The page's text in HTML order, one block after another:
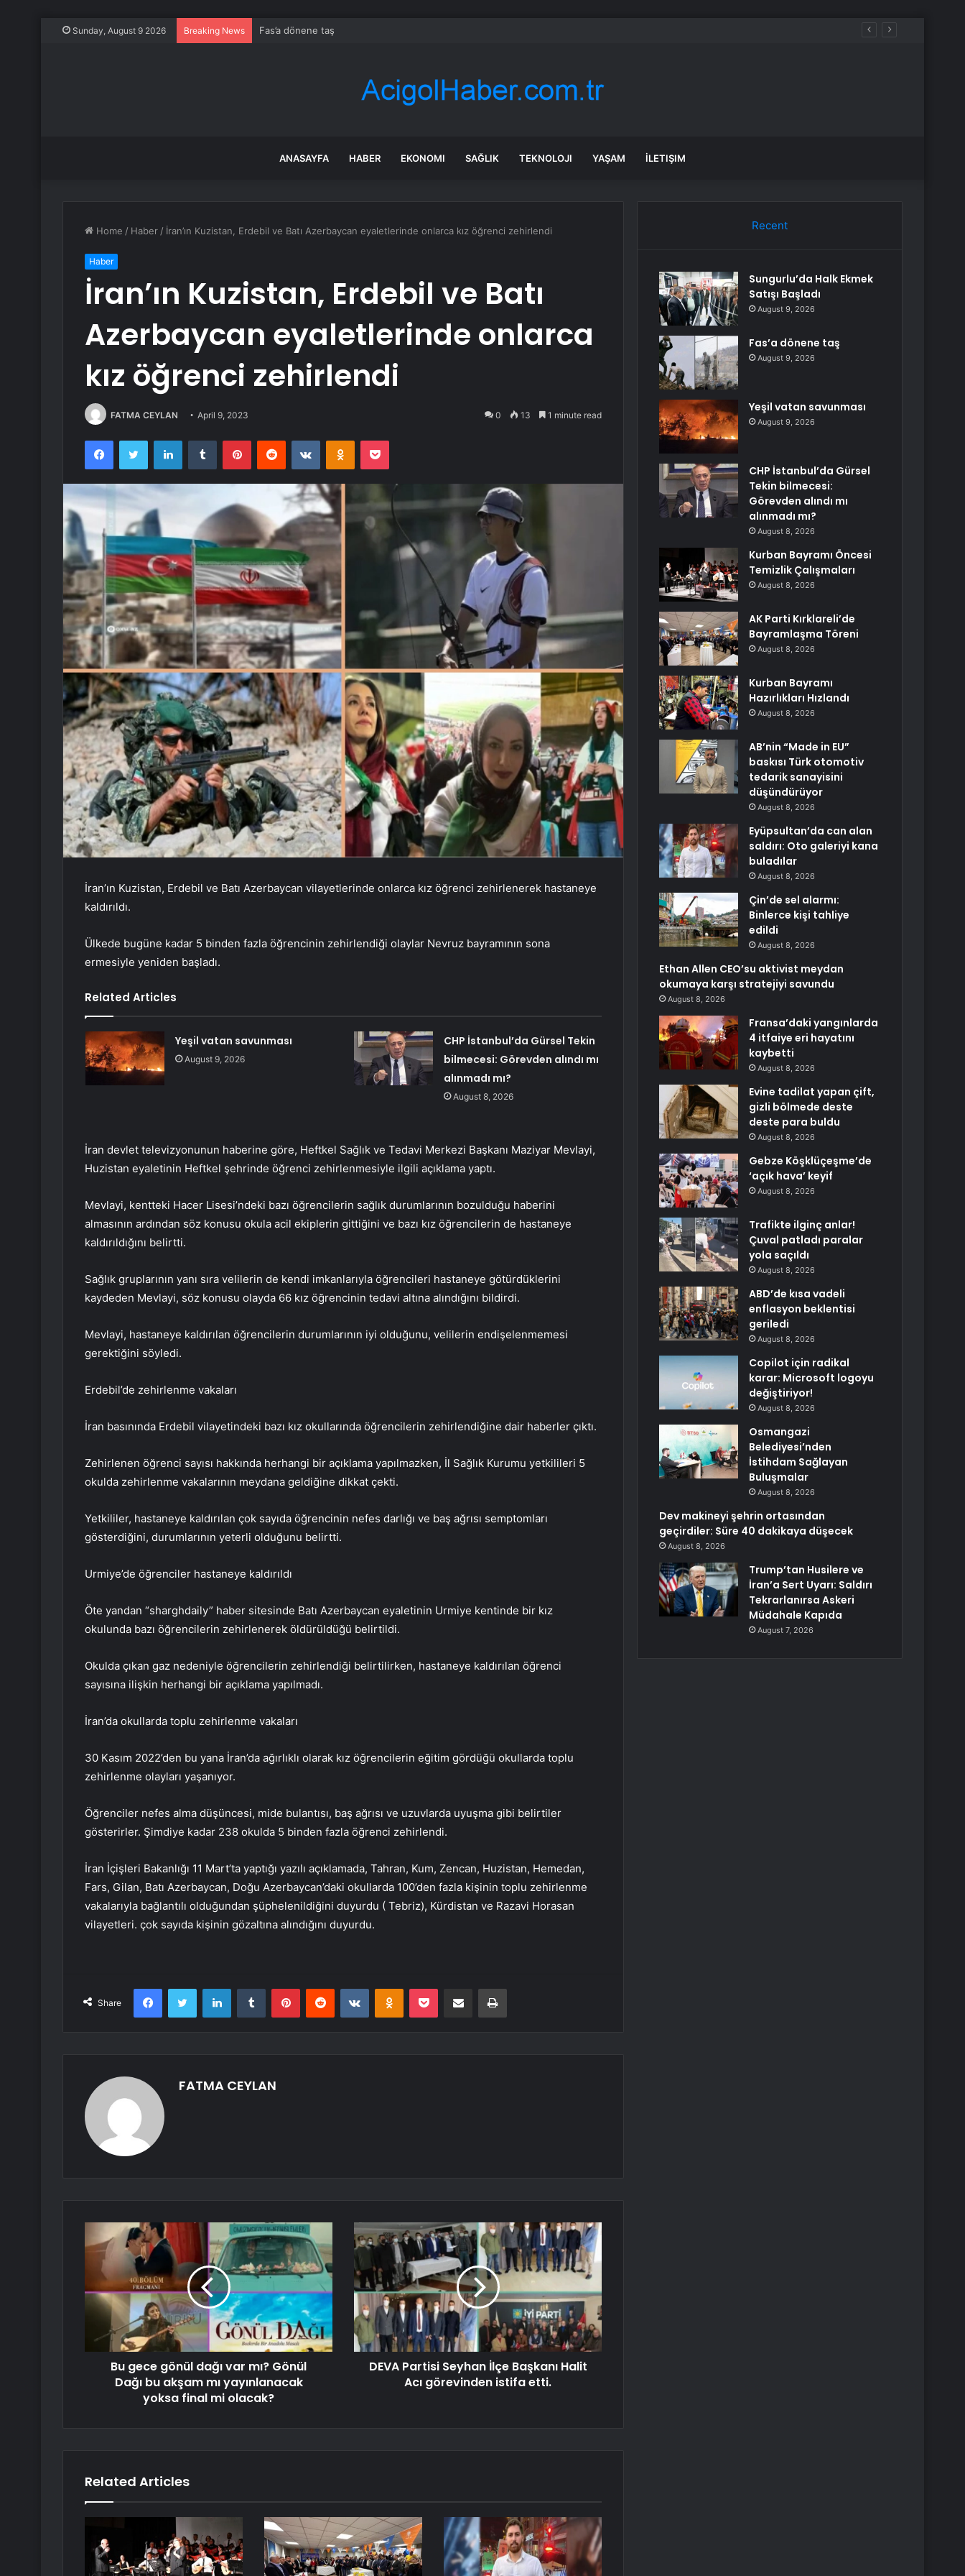
Sunday, August 9 2026 Breaking News Fas’a dönene taş
ANASAYFA HABER EKONOMI SAĞLIK TEKNOLOJI YAŞAM İLETIŞIM
Home / Haber / İran’ın Kuzistan, Erdebil ve Batı Azerbaycan eyaletlerinde onlarca kız öğrenci zehirlendi
Haber
İran’ın Kuzistan, Erdebil ve Batı
Azerbaycan eyaletlerinde onlarca
kız öğrenci zehirlendi
FATMA CEYLAN April 9, 2023 0 13 1 minute read
FacebookTwitter LinkedInTumblr PinterestReddit VKontakteOdnoklassniki
Pocket
İran’ın Kuzistan, Erdebil ve Batı Azerbaycan vilayetlerinde onlarca kız öğrenci zehirlenerek hastaneye
kaldırıldı.
Ülkede bugüne kadar 5 binden fazla öğrencinin zehirlendiği olaylar Nevruz bayramının sona
ermesiyle yeniden başladı.
Related Articles
Yeşil vatan savunması
August 9, 2026
CHP İstanbul’da Gürsel Tekin
bilmecesi: Görevden alındı mı
alınmadı mı?
August 8, 2026
İran devlet televizyonunun haberine göre, Heftkel Sağlık ve Tedavi Merkezi Başkanı Maziyar Mevlayi,
Huzistan eyaletinin Heftkel şehrinde öğrenci zehirlenmesiyle ilgili açıklama yaptı.
Mevlayi, kentteki Hacer Lisesi’ndeki bazı öğrencilerin sağlık durumlarının bozulduğu haberini
almasının ardından söz konusu okula acil ekiplerin gittiğini ve bazı kız öğrencilerin de hastaneye
kaldırıldığını belirtti.
Sağlık gruplarının yanı sıra velilerin de kendi imkanlarıyla öğrencileri hastaneye götürdüklerini
kaydeden Mevlayi, söz konusu olayda 66 kız öğrencinin tedavi altına alındığını bildirdi.
Mevlayi, hastaneye kaldırılan öğrencilerin durumlarının iyi olduğunu, velilerin endişelenmemesi
gerektiğini söyledi.
Erdebil’de zehirlenme vakaları
İran basınında Erdebil vilayetindeki bazı kız okullarında öğrencilerin zehirlendiğine dair haberler çıktı.
Zehirlenen öğrenci sayısı hakkında herhangi bir açıklama yapılmazken, İl Sağlık Kurumu yetkilileri 5
okulda zehirlenme vakalarının meydana geldiğine dikkat çekti.
Yetkililer, hastaneye kaldırılan çok sayıda öğrencinin nefes darlığı ve baş ağrısı semptomları
gösterdiğini, durumlarının yeterli olduğunu belirtti.
Urmiye’de öğrenciler hastaneye kaldırıldı
Öte yandan “sharghdaily” haber sitesinde Batı Azerbaycan eyaletinin Urmiye kentinde bir kız
okulunda bazı öğrencilerin zehirlenerek öldürüldüğü belirtildi.
Okulda çıkan gaz nedeniyle öğrencilerin zehirlendiği belirtilirken, hastaneye kaldırılan öğrenci
sayısına ilişkin herhangi bir açıklama yapılmadı.
İran’da okullarda toplu zehirlenme vakaları
30 Kasım 2022’den bu yana İran’da ağırlıklı olarak kız öğrencilerin eğitim gördüğü okullarda toplu
zehirlenme olayları yaşanıyor.
Öğrenciler nefes alma düşüncesi, mide bulantısı, baş ağrısı ve uzuvlarda uyuşma gibi belirtiler
gösterirler. Şimdiye kadar 238 okulda 5 binden fazla öğrenci zehirlendi.
İran İçişleri Bakanlığı 11 Mart’ta yaptığı yazılı açıklamada, Tahran, Kum, Zencan, Huzistan, Hemedan,
Fars, Gilan, Batı Azerbaycan, Doğu Azerbaycan’daki okullarda 100’den fazla kişinin toplu zehirlenme
vakalarıyla bağlantılı olduğundan şüphelenildiğini duyurdu ( Tebriz), Kürdistan ve Razavi Horasan
vilayetleri. çok sayıda kişinin gözaltına alındığını duyurdu.
Share
FacebookTwitter LinkedInTumblr PinterestReddit VKontakteOdnoklassniki
Pocket Share via Email Print
FATMA CEYLAN
Bu gece gönül dağı var mı? Gönül
Dağı bu akşam mı yayınlanacak
yoksa final mi olacak?
DEVA Partisi Seyhan İlçe Başkanı Halit
Acı görevinden istifa etti.
Related Articles
Recent
Sungurlu’da Halk Ekmek
Satışı Başladı
August 9, 2026
Fas’a dönene taş
August 9, 2026
Yeşil vatan savunması
August 9, 2026
CHP İstanbul’da Gürsel
Tekin bilmecesi:
Görevden alındı mı
alınmadı mı?
August 8, 2026
Kurban Bayramı Öncesi
Temizlik Çalışmaları
August 8, 2026
AK Parti Kırklareli’de
Bayramlaşma Töreni
August 8, 2026
Kurban Bayramı
Hazırlıkları Hızlandı
August 8, 2026
AB’nin “Made in EU”
baskısı Türk otomotiv
tedarik sanayisini
düşündürüyor
August 8, 2026
Eyüpsultan’da can alan
saldırı: Oto galeriyi kana
buladılar
August 8, 2026
Çin’de sel alarmı:
Binlerce kişi tahliye
edildi
August 8, 2026
Ethan Allen CEO’su aktivist meydan
okumaya karşı stratejiyi savundu
August 8, 2026
Fransa’daki yangınlarda
4 itfaiye eri hayatını
kaybetti
August 8, 2026
Evine tadilat yapan çift,
gizli bölmede deste
deste para buldu
August 8, 2026
Gebze Köşklüçeşme’de
‘açık hava’ keyif
August 8, 2026
Trafikte ilginç anlar!
Çuval patladı paralar
yola saçıldı
August 8, 2026
ABD’de kısa vadeli
enflasyon beklentisi
geriledi
August 8, 2026
Copilot için radikal
karar: Microsoft logoyu
değiştiriyor!
August 8, 2026
Osmangazi
Belediyesi’nden
İstihdam Sağlayan
Buluşmalar
August 8, 2026
Dev makineyi şehrin ortasından
geçirdiler: Süre 40 dakikaya düşecek
August 8, 2026
Trump’tan Husilere ve
İran’a Sert Uyarı: Saldırı
Tekrarlanırsa Askeri
Müdahale Kapıda
August 7, 2026